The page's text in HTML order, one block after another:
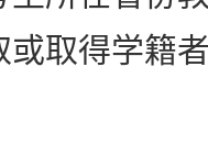
或取得学籍